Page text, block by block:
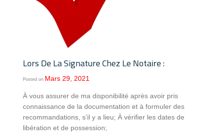
Lors De La Signature Chez Le Notaire :
Posted on Mars 29, 2021
À vous assurer de ma disponibilité après avoir pris
connaissance de la documentation et à formuler des
recommandations, s’il y a lieu; À vérifier les dates de
libération et de possession;